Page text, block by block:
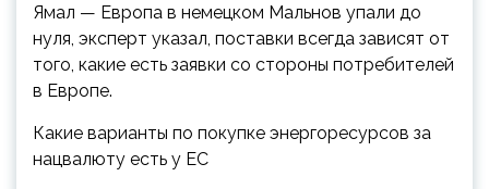
Ямал — Европа в немецком Мальнов упали до
нуля, эксперт указал, поставки всегда зависят от
того, какие есть заявки со стороны потребителей
в Европе.
Какие варианты по покупке энергоресурсов за
нацвалюту есть у ЕС